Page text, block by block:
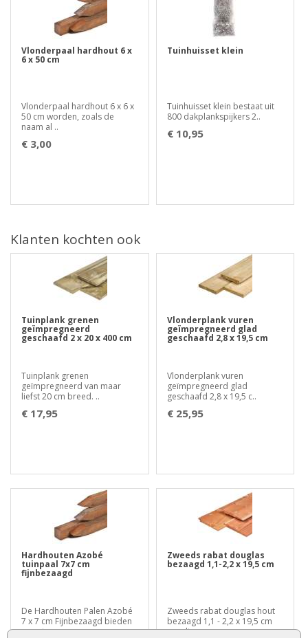
Vlonderpaal hardhout 6 x
6 x 50 cm
Vlonderpaal hardhout 6 x 6 x
50 cm worden, zoals de
naam al ..
€ 3,00
Tuinhuisset klein
Tuinhuisset klein bestaat uit
800 dakplankspijkers 2..
€ 10,95
Klanten kochten ook
Tuinplank grenen
geïmpregneerd
geschaafd 2 x 20 x 400 cm
Tuinplank grenen
geïmpregneerd van maar
liefst 20 cm breed. ..
€ 17,95
Vlonderplank vuren
geïmpregneerd glad
geschaafd 2,8 x 19,5 cm
Vlonderplank vuren
geïmpregneerd glad
geschaafd 2,8 x 19,5 c..
€ 25,95
Hardhouten Azobé
tuinpaal 7x7 cm
fijnbezaagd
De Hardhouten Palen Azobé
7 x 7 cm Fijnbezaagd bieden
een st..
Zweeds rabat douglas
bezaagd 1,1-2,2 x 19,5 cm
Zweeds rabat douglas hout
bezaagd 1,1 - 2,2 x 19,5 cm
wordt ..